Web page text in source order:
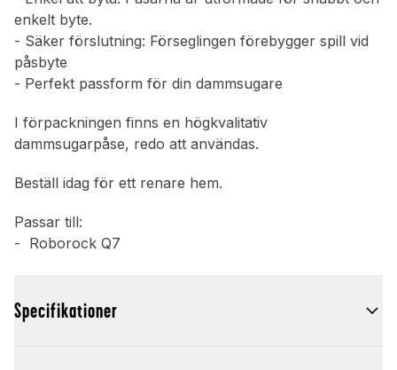
enkelt byte.
- Säker förslutning: Förseglingen förebygger spill vid
påsbyte
- Perfekt passform för din dammsugare
I förpackningen finns en högkvalitativ
dammsugarpåse, redo att användas.
Beställ idag för ett renare hem.
Passar till:
- Roborock Q7
Specifikationer